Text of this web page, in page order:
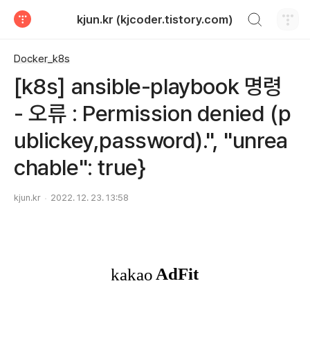
kjun.kr (kjcoder.tistory.com)
Docker_k8s
[k8s] ansible-playbook 명령
- 오류 : Permission denied (p
ublickey,password).", "unrea
chable": true}
kjun.kr 2022. 12. 23. 13:58